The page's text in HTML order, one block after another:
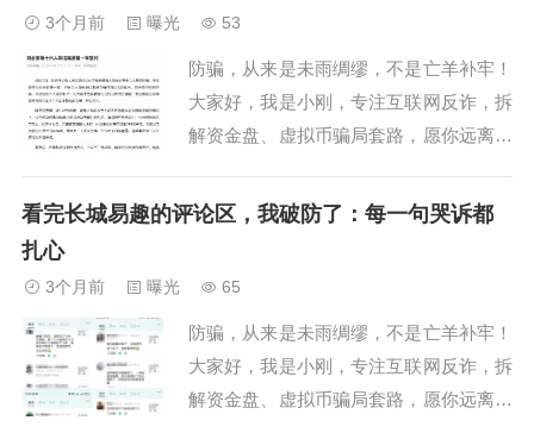
要进行第二轮...
3个月前 曝光 53
防骗，从来是未雨绸缪，不是亡羊补牢！
大家好，我是小刚，专注互联网反诈，拆
解资金盘、虚拟币骗局套路，愿你远离陷
中院一审重磅宣判：中战华信实控人刘必
年...
看完长城易趣的评论区，我破防了：每一句哭诉都
扎心
3个月前 曝光 65
防骗，从来是未雨绸缪，不是亡羊补牢！
大家好，我是小刚，专注互联网反诈，拆
解资金盘、虚拟币骗局套路，愿你远离陷